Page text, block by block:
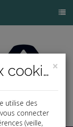
×
Politique relative aux cookies
utilise des
connecter
(veille,